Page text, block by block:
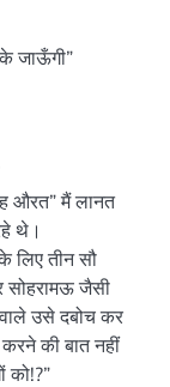
जाऊँगी”
औरत” मैं लानत
थे।
लिए तीन सौ
सोहरामऊ जैसी
उसे दबोच कर
की बात नहीं
को!?”